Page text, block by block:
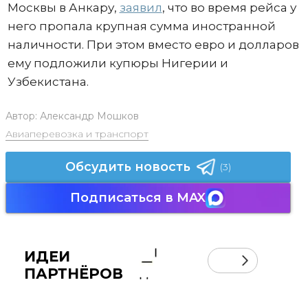
Москвы в Анкару, заявил, что во время рейса у
него пропала крупная сумма иностранной
наличности. При этом вместо евро и долларов
ему подложили купюры Нигерии и
Узбекистана.
Автор: Александр Мошков
Авиаперевозка и транспорт
Обсудить новость (3)
Подписаться в MAX
ИДЕИ
ПАРТНЁРОВ